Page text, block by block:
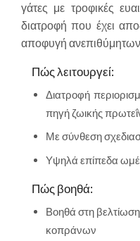
γάτες με τροφικές
διατροφή που έχει
αποφυγή
Πώς λειτουργεί:
Διατροφή
πηγή ζωικής
Με σύνθεση
Υψηλά επίπεδα
Πώς βοηθά:
Βοηθά στη
κοπράνων